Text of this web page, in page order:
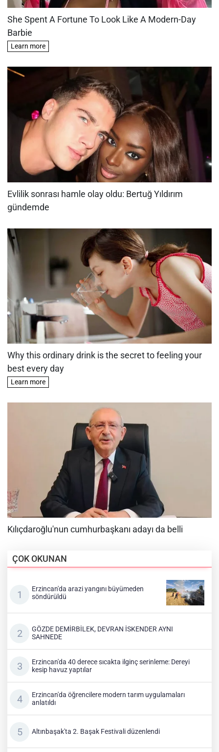
ÇOK OKUNAN
Erzincan'da arazi yangını büyümeden
söndürüldü
GÖZDE DEMİRBİLEK, DEVRAN İSKENDER AYNI
SAHNEDE
Erzincan'da 40 derece sıcakta ilginç serinleme: Dereyi
kesip havuz yaptılar
Erzincan'da öğrencilere modern tarım uygulamaları
anlatıldı
Altınbaşak'ta 2. Başak Festivali düzenlendi